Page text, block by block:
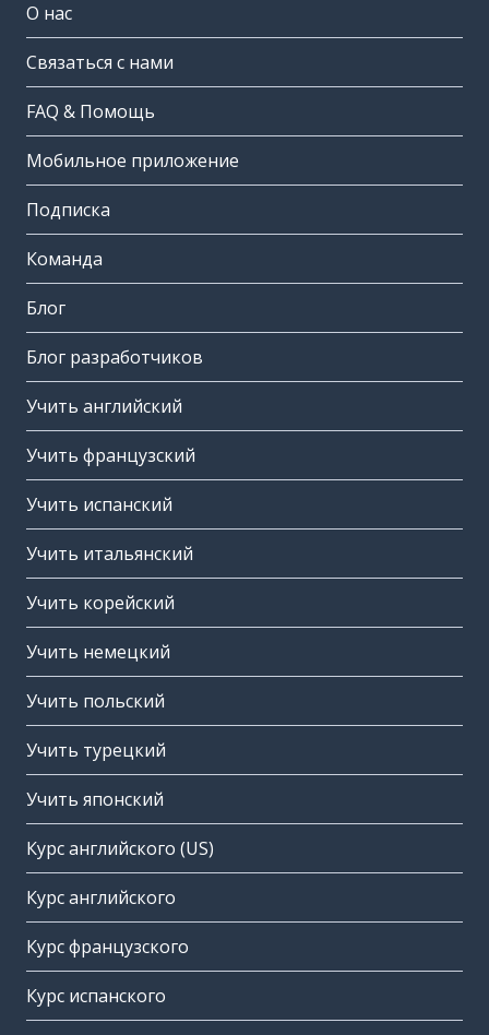
О нас
Связаться с нами
FAQ & Помощь
Мобильное приложение
Подписка
Команда
Блог
Блог разработчиков
Учить английский
Учить французский
Учить испанский
Учить итальянский
Учить корейский
Учить немецкий
Учить польский
Учить турецкий
Учить японский
Курс английского (US)
Курс английского
Курс французского
Курс испанского